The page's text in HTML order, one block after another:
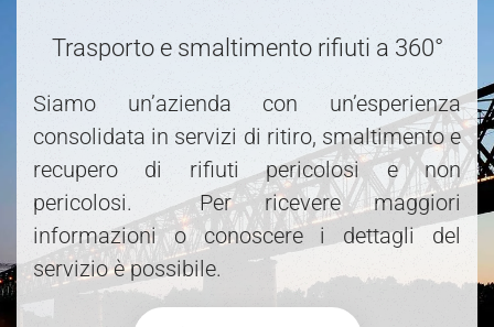
Trasporto e smaltimento rifiuti a 360°
Siamo un’azienda con un’esperienza
consolidata in servizi di ritiro, smaltimento e
recupero di rifiuti pericolosi e non
pericolosi. Per ricevere maggiori
informazioni o conoscere i dettagli del
servizio è possibile.